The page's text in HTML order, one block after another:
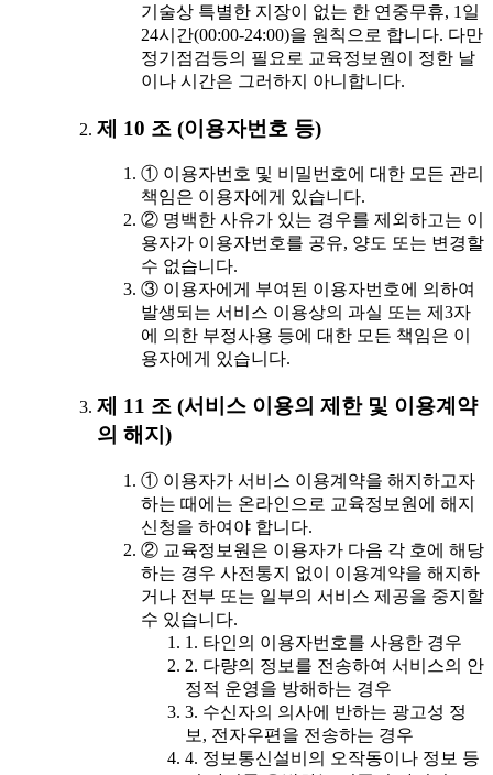
기술상 특별한 지장이 없는 한 연중무휴, 1일
24시간(00:00-24:00)을 원칙으로 합니다. 다만
정기점검등의 필요로 교육정보원이 정한 날
이나 시간은 그러하지 아니합니다.
제 10 조 (이용자번호 등)
① 이용자번호 및 비밀번호에 대한 모든 관리
책임은 이용자에게 있습니다.
② 명백한 사유가 있는 경우를 제외하고는 이
용자가 이용자번호를 공유, 양도 또는 변경할
수 없습니다.
③ 이용자에게 부여된 이용자번호에 의하여
발생되는 서비스 이용상의 과실 또는 제3자
에 의한 부정사용 등에 대한 모든 책임은 이
용자에게 있습니다.
제 11 조 (서비스 이용의 제한 및 이용계약
의 해지)
① 이용자가 서비스 이용계약을 해지하고자
하는 때에는 온라인으로 교육정보원에 해지
신청을 하여야 합니다.
② 교육정보원은 이용자가 다음 각 호에 해당
하는 경우 사전통지 없이 이용계약을 해지하
거나 전부 또는 일부의 서비스 제공을 중지할
수 있습니다.
1. 타인의 이용자번호를 사용한 경우
2. 다량의 정보를 전송하여 서비스의 안
정적 운영을 방해하는 경우
3. 수신자의 의사에 반하는 광고성 정
보, 전자우편을 전송하는 경우
4. 정보통신설비의 오작동이나 정보 등